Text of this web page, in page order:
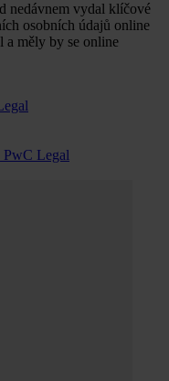
nedávnem vydal klíčové
osobních údajů online
a měly by se online
PwC Legal